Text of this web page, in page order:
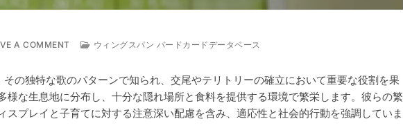
A COMMENTON
ザ
ン・
カ
ウィングスパン バードカードデータベース
その独特な歌のパターンで知られ、交尾やテリトリーの確立において重要な役割を果
様な生息地に分布し、十分な隠れ場所と食料を提供する環境で繁栄します。彼らの繁
スプレイと子育てに対する注意深い配慮を含み、適応性と社会的行動を強調していま